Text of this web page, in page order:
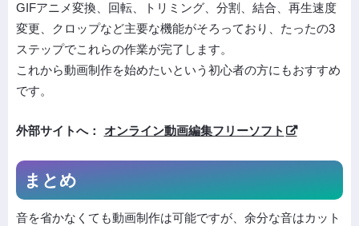
GIFアニメ変換、回転、トリミング、分割、結合、再生速度
変更、クロップなど主要な機能がそろっており、たったの3
ステップでこれらの作業が完了します。
これから動画制作を始めたいという初心者の方にもおすすめ
です。
外部サイトへ： オンライン動画編集フリーソフト
まとめ
音を省かなくても動画制作は可能ですが、余分な音はカット